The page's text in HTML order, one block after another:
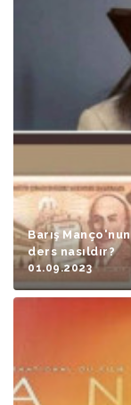
Barış
ders nasıldır?
01.09.2023